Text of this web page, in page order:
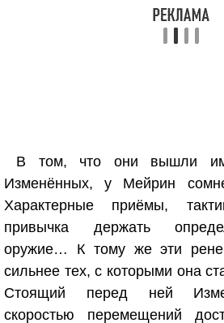
В том, что они вышли
Изменённых, у Мейрин
Характерные приёмы,
привычка держать
оружие… К тому же эти
сильнее тех, с которыми она
Стоящий перед ней
скоростью перемещений